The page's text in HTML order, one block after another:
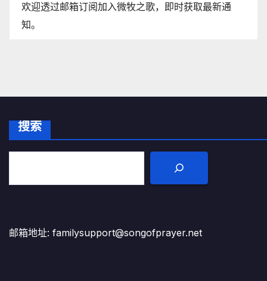
欢迎透过邮箱订阅加入微牧之歌，即时获取最新通
知。
搜索
邮箱地址: familysupport@songofprayer.net